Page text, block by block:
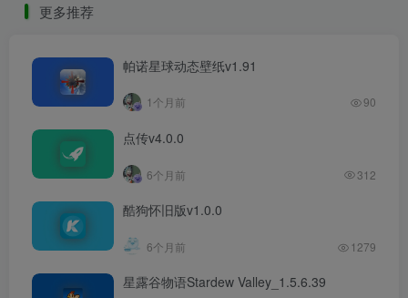
更多推荐
帕诺星球动态壁纸v1.91
1个月前 90
点传v4.0.0
6个月前 312
酷狗怀旧版v1.0.0
6个月前 1279
星露谷物语Stardew Valley_1.5.6.39